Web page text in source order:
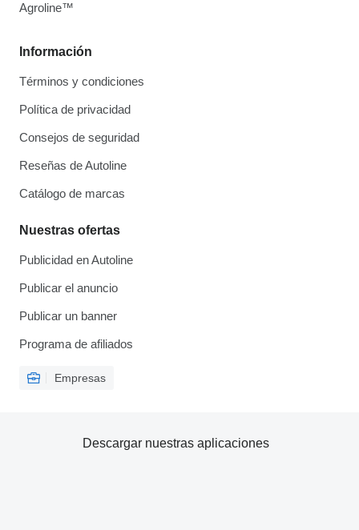
Información
Términos y condiciones
Política de privacidad
Consejos de seguridad
Reseñas de Autoline
Catálogo de marcas
Nuestras ofertas
Publicidad en Autoline
Publicar el anuncio
Publicar un banner
Programa de afiliados
Empresas
Agroline™
Descargar nuestras aplicaciones